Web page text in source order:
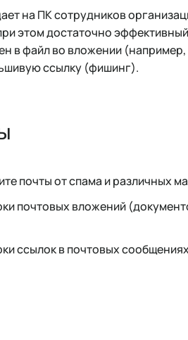
на ПК сотрудников
этом достаточно
в файл во вложении (например,
ссылку (фишинг).
почты от спама и различных
почтовых вложений
ссылок в почтовых